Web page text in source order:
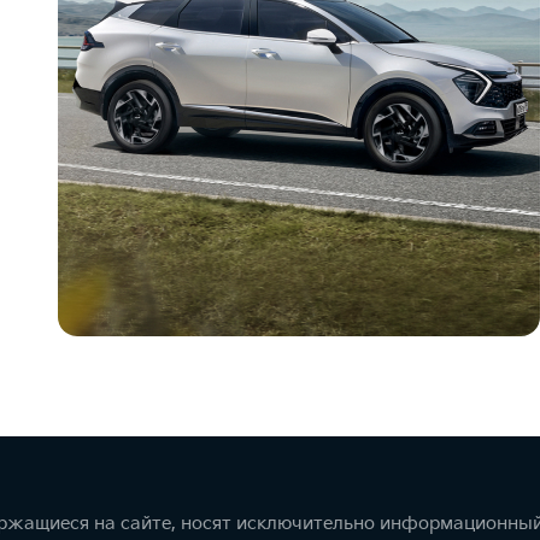
на сайте, носят исключительно